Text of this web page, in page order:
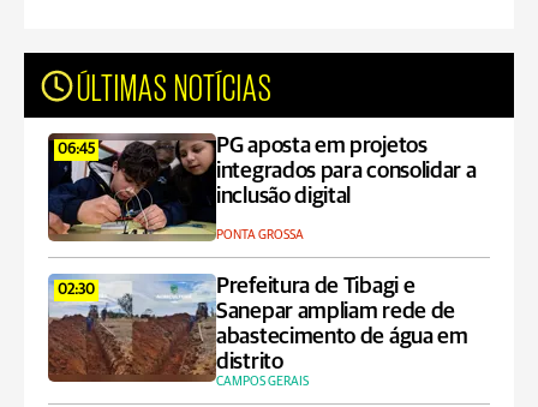
ÚLTIMAS NOTÍCIAS
06:45
PG aposta em projetos
integrados para consolidar a
inclusão digital
PONTA GROSSA
02:30
Prefeitura de Tibagi e
Sanepar ampliam rede de
abastecimento de água em
distrito
CAMPOS GERAIS